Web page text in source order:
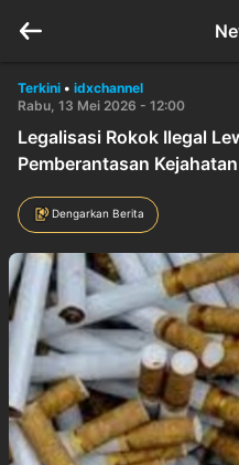
Terkini • idxchannel
Rabu, 13 Mei 2026 - 12:00
Legalisasi Rokok Ilegal
Pemberantasan
Dengarkan Berita